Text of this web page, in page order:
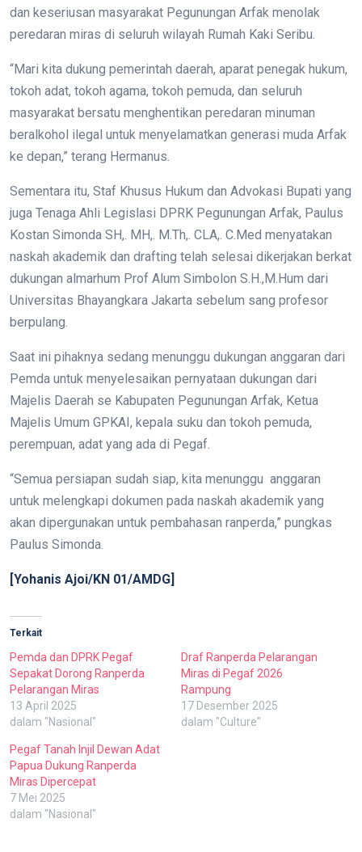
dan keseriusan masyarakat Pegunungan Arfak menolak
peredaran miras di seluruh wilayah Rumah Kaki Seribu.
“Mari kita dukung pemerintah daerah, aparat penegak hukum,
tokoh adat, tokoh agama, tokoh pemuda, dan seluruh
masyarakat bersatu menghentikan peredaran minuman
beralkohol ilegal untuk menyelamatkan generasi muda Arfak
ke depan,” terang Hermanus.
Sementara itu, Staf Khusus Hukum dan Advokasi Bupati yang
juga Tenaga Ahli Legislasi DPRK Pegunungan Arfak, Paulus
Kostan Simonda SH,. MH,. M.Th,. CLA,. C.Med menyatakan
naskah akademik dan drafting telah selesai dikerjakan berkat
dukungan almarhum Prof Alum Simbolon S.H.,M.Hum dari
Universitas Bhayangkara Jakarta sebelum sang profesor
berpulang.
Saat ini pihaknya sedang menunggu dukungan anggaran dari
Pemda untuk menyelesaikan pernyataan dukungan dari
Majelis Daerah se Kabupaten Pegunungan Arfak, Ketua
Majelis Umum GPKAI, kepala suku dan tokoh pemuda,
perempuan, adat yang ada di Pegaf.
“Semua persiapan sudah siap, kita menunggu anggaran
untuk melengkapi dokumen pada naskah akademik yang
akan dipergunakan untuk pembahasan ranperda,” pungkas
Paulus Simonda.
[Yohanis Ajoi/KN 01/AMDG]
Terkait
Pemda dan DPRK Pegaf
Sepakat Dorong Ranperda
Pelarangan Miras
13 April 2025
dalam "Nasional"
Draf Ranperda Pelarangan
Miras di Pegaf 2026
Rampung
17 Desember 2025
dalam "Culture"
Pegaf Tanah Injil Dewan Adat
Papua Dukung Ranperda
Miras Dipercepat
7 Mei 2025
dalam "Nasional"